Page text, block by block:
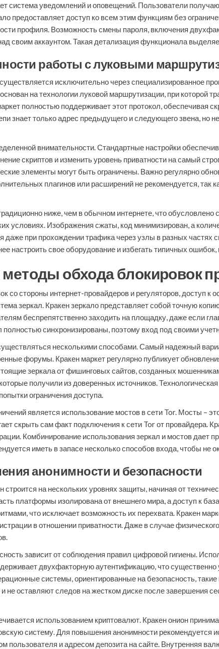
система уведомлений и оповещений. Пользователи
предоставляет доступ ко всем этим функциям без
профиля. Возможность смены пароля, включения
своим аккаунтом. Такая детализация функционала
работы с луковыми
исключительно через специализированное
на технологии луковой маршрутизации, при которой
полностью поддерживает этот протокол,
знает только адрес предыдущего и следующего звена, но
внимательности. Стандартные настройки
скриптов и изменить уровень приватности на самый
элементы могут быть ограничены. Важно регулярно
плагинов или расширений не рекомендуется, так
ниже, чем в обычном интернете, что
условиях. Изображения сжаты, код минимизирован, а
даже при прохождении трафика через узлы в разных
настроить свое оборудование и избегать типичных
методы обхода блокировок
со стороны интернет-провайдеров и регуляторов, доступ
зеркал. Кракен зеркало представляет собой точную
беспрепятственно заходить на площадку, даже если
синхронизированы, поэтому вход под своими
несколькими способами. Самый надежный
форумы. Кракен маркет регулярно публикует
зеркала от фишинговых сайтов, созданных
получили из доверенных источников.
ограничения доступа.
является использование мостов в сети Tor. Мосты –
скрыть сам факт подключения к сети Tor от провайдера.
Комбинирование использования зеркал и мостов дает
иметь в запасе несколько способов входа, чтобы
анонимности и безопасности
строится на нескольких уровнях защиты, начиная от
платформы изолирована от внешнего мира, а доступ к
что исключает возможность их перехвата. Кракен
в отношении приватности. Даже в случае
зависит от соблюдения правил цифровой гигиены.
двухфакторную аутентификацию, что
системы, ориентированные на безопасность,
не оставляют следов на жестком диске после завершения
использованием криптовалют. Кракен онион
систему. Для повышения анонимности рекомендуется
пользователя и адресом депозита на сайте. Внутренняя